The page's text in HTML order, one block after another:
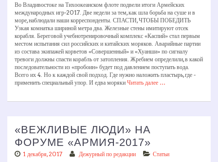
Во Владивостоке на Тихоокеанском флоте подвели итоги Армейских
международных игр-­2017. Две недели за тем, как шла борьба на суше и в
море, наблюдали наши корреспонденты. СПАСТИ, ЧТОБЫ ПОБЕДИТЬ
Узкая комнатка шириной метра два. Железные стены имитируют отсек
корабля. Береговой учебно­тренировочный комплекс «Каспий» стал первым
местом испытания сил российских и китайских моряков. Аварийные партии
из состава экипажей корветов «Совершенный» и «Хуанши» по сигналу
тревоги должны спасти корабль от затопления. Жребием определили, в какой
последовательности из «пробоин» будет под давлением поступать вода.
Всего их 4. Но к каждой свой подход. Где нужно наложить пластырь, где ­
применить специальный упор. И едва моряки Читать далее …
«ВЕЖЛИВЫЕ ЛЮДИ» НА
ФОРУМЕ «АРМИЯ-2017»
1 декабря, 2017 Дежурный по редакции Статьи